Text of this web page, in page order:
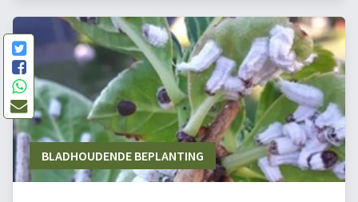
BLADHOUDENDE BEPLANTING